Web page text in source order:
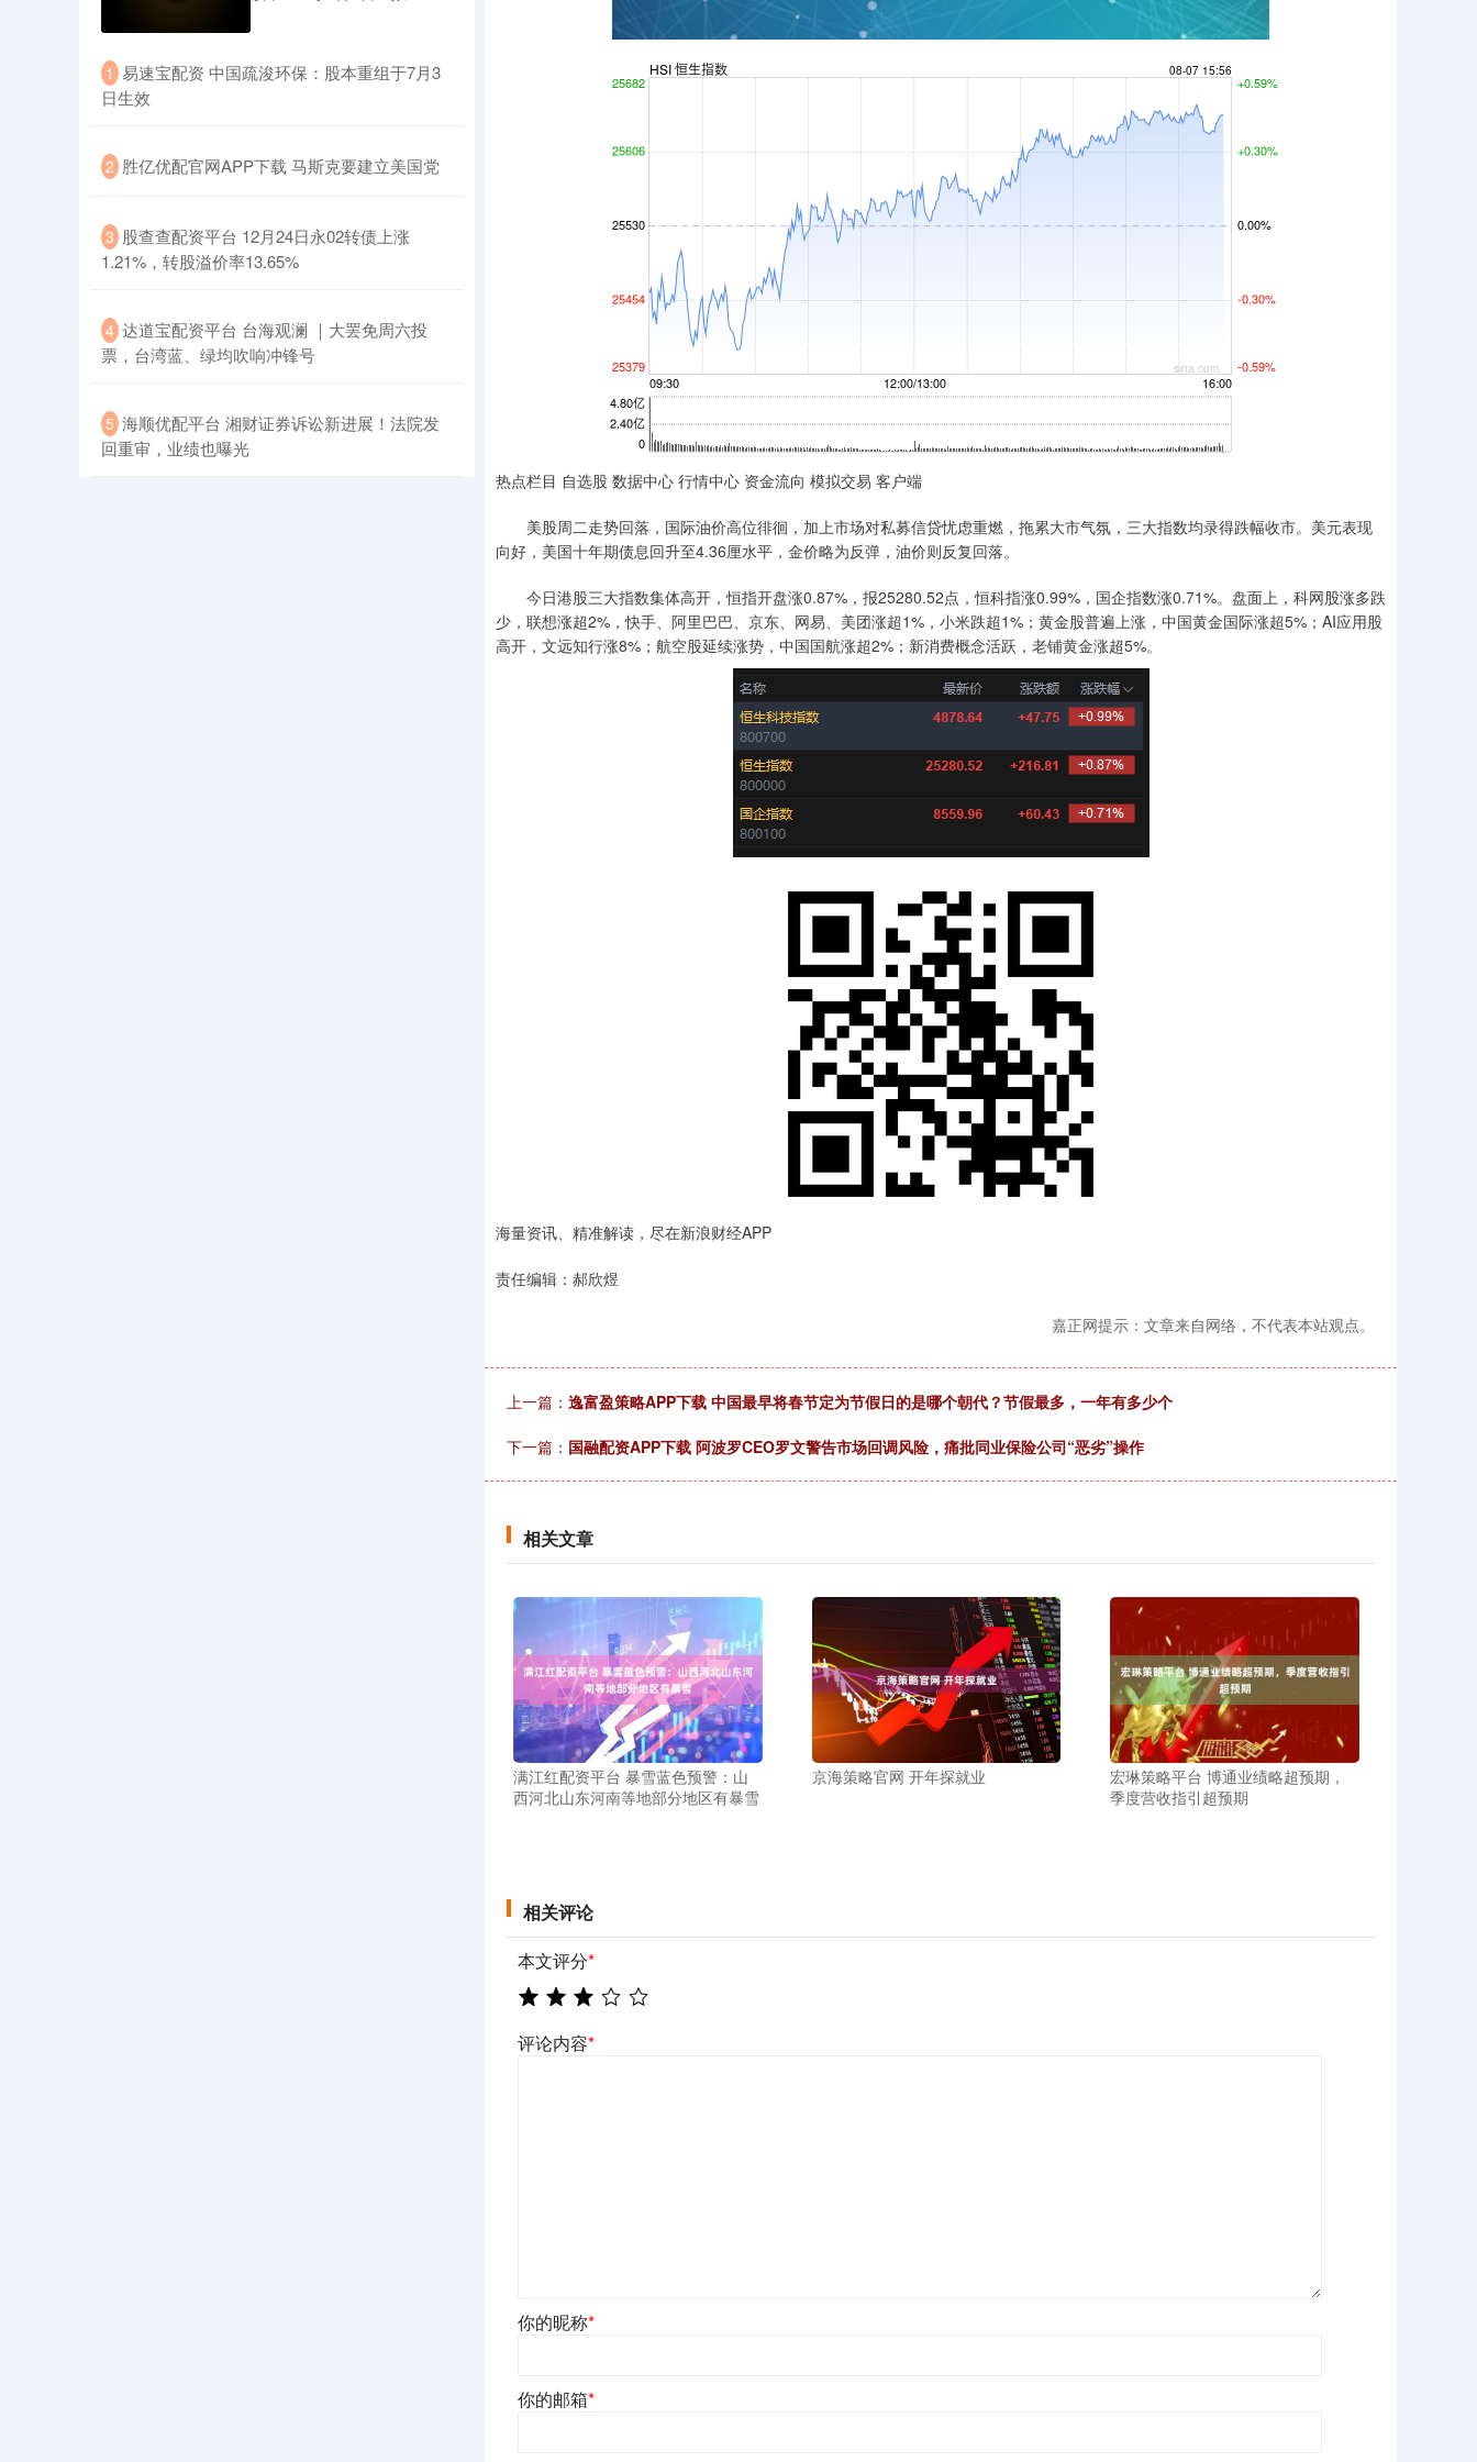
热点栏目 自选股 数据中心 行情中心 资金流向 模拟交易 客户端
美股周二走势回落，国际油价高位徘徊，加上市场对私募信贷忧虑重燃，拖累大市气氛，三大指数均录得跌幅收市。美元表现
向好，美国十年期债息回升至4.36厘水平，金价略为反弹，油价则反复回落。
今日港股三大指数集体高开，恒指开盘涨0.87%，报25280.52点，恒科指涨0.99%，国企指数涨0.71%。盘面上，科网股涨多跌
少，联想涨超2%，快手、阿里巴巴、京东、网易、美团涨超1%，小米跌超1%；黄金股普遍上涨，中国黄金国际涨超5%；AI应用股
高开，文远知行涨8%；航空股延续涨势，中国国航涨超2%；新消费概念活跃，老铺黄金涨超5%。
海量资讯、精准解读，尽在新浪财经APP
责任编辑：郝欣煜
嘉正网提示：文章来自网络，不代表本站观点。
上一篇： 逸富盈策略APP下载 中国最早将春节定为节假日的是哪个朝代？节假最多，一年有多少个
下一篇： 国融配资APP下载 阿波罗CEO罗文警告市场回调风险，痛批同业保险公司“恶劣”操作
相关文章
满江红配资平台 暴雪蓝色预警：山
西河北山东河南等地部分地区有暴雪
京海策略官网 开年探就业
宏琳策略平台 博通业绩略超预期，
季度营收指引超预期
相关评论
本文评分*
评论内容*
你的昵称*
你的邮箱*
1 ​易速宝配资 中国疏浚环保：股本重组于7月3
日生效
2 ​胜亿优配官网APP下载 马斯克要建立美国党
3 ​股查查配资平台 12月24日永02转债上涨
1.21%，转股溢价率13.65%
4 ​达道宝配资平台 台海观澜 ｜大罢免周六投
票，台湾蓝、绿均吹响冲锋号
5 ​海顺优配平台 湘财证券诉讼新进展！法院发
回重审，业绩也曝光